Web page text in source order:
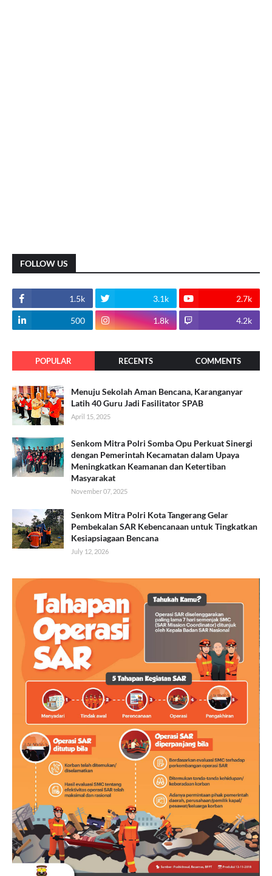
FOLLOW US
1.5k 3.1k 2.7k
500 1.8k 4.2k
POPULAR RECENTS COMMENTS
Menuju Sekolah Aman Bencana, Karanganyar
Latih 40 Guru Jadi Fasilitator SPAB
April 15, 2025
Senkom Mitra Polri Somba Opu Perkuat Sinergi
dengan Pemerintah Kecamatan dalam Upaya
Meningkatkan Keamanan dan Ketertiban
Masyarakat
November 07, 2025
Senkom Mitra Polri Kota Tangerang Gelar
Pembekalan SAR Kebencanaan untuk Tingkatkan
Kesiapsiagaan Bencana
July 12, 2026